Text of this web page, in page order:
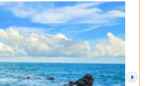
next